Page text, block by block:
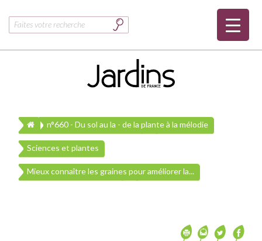
Rechercher :
n°660 - Du sol au la - de la plante à la mélodie
Sciences et plantes
Mieux connaître les graines pour améliorer la...